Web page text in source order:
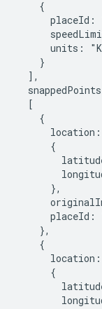
    {
placeId:
units:
    }
  ],
  [
    {
      location:
      {
      },
placeId:
    },
    {
      location:
      {